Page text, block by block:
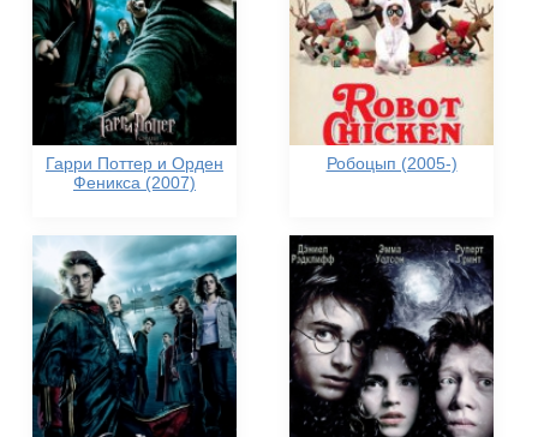
Гарри Поттер и Орден
Феникса (2007)
Робоцып (2005-)